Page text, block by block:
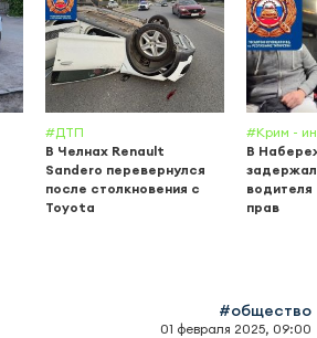
#ДТП
В Челнах Renault
Sandero перевернулся
после столкновения с
Toyota
#Крим -
В
водителя
прав
#общество
01 февраля 2025, 09:00